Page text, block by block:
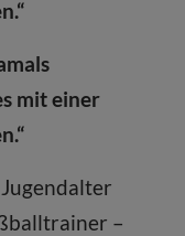
mit einer
–